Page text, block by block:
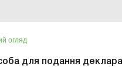
огляд
для подання